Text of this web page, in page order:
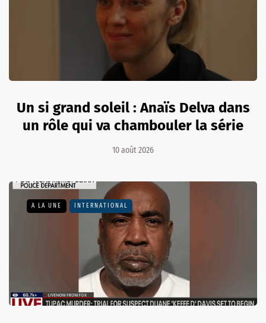
Un si grand soleil : Anaïs Delva dans
un rôle qui va chambouler la série
10 août 2026
A LA UNE INTERNATIONAL